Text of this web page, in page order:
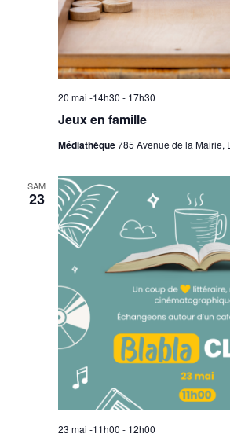
Jeux en famille
20 mai -14h30 - 17h30
Médiathèque785 Avenue de la Mairie,
SAM
23
23 mai -11h00 - 12h00